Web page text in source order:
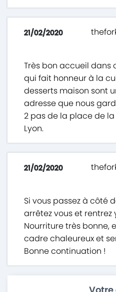
21/02/2020
Très bon accueil dans
qui fait honneur à la
desserts maison sont
adresse que nous
2 pas de la place de
Lyon.
21/02/2020
Si vous passez à côté
arrêtez vous et rentrez
Nourriture très bonne,
cadre chaleureux et
Bonne continuation !